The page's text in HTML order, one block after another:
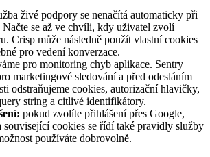
živé podpory se nenačítá automaticky při
se až ve chvíli, kdy uživatel zvolí
Crisp může následně použít vlastní cookies
pro vedení konverzace.
pro monitoring chyb aplikace. Sentry
marketingové sledování a před odesláním
odstraňujeme cookies, autorizační hlavičky,
string a citlivé identifikátory.
pokud zvolíte přihlášení přes Google,
související cookies se řídí také pravidly služby
používáte dobrovolně.